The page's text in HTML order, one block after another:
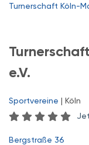
Turnerschaft Köln-
e.V.
Sportvereine | Köln
Bergstraße 36